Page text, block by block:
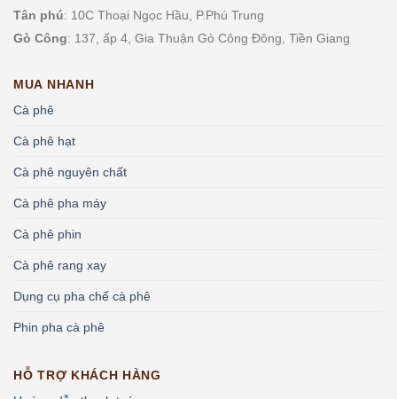
Tân phú: 10C Thoại Ngọc Hầu, P.Phú Trung
Gò Công: 137, ấp 4, Gia Thuận Gò Công Đông, Tiền Giang
MUA NHANH
Cà phê
Cà phê hạt
Cà phê nguyên chất
Cà phê pha máy
Cà phê phin
Cà phê rang xay
Dụng cụ pha chế cà phê
Phin pha cà phê
HỖ TRỢ KHÁCH HÀNG